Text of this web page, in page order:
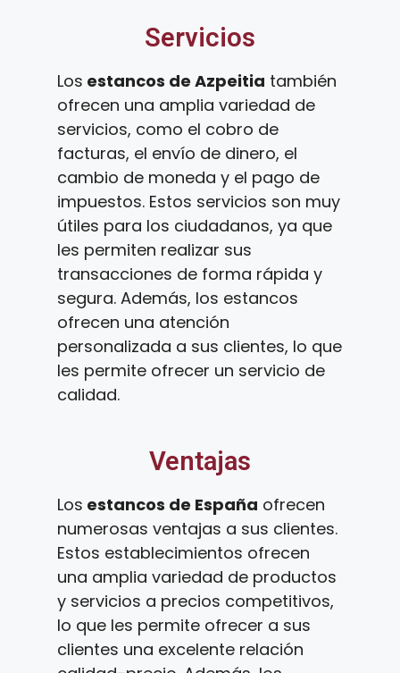
Servicios
Los estancos de Azpeitia también
ofrecen una amplia variedad de
servicios, como el cobro de
facturas, el envío de dinero, el
cambio de moneda y el pago de
impuestos. Estos servicios son muy
útiles para los ciudadanos, ya que
les permiten realizar sus
transacciones de forma rápida y
segura. Además, los estancos
ofrecen una atención
personalizada a sus clientes, lo que
les permite ofrecer un servicio de
calidad.
Ventajas
Los estancos de España ofrecen
numerosas ventajas a sus clientes.
Estos establecimientos ofrecen
una amplia variedad de productos
y servicios a precios competitivos,
lo que les permite ofrecer a sus
clientes una excelente relación